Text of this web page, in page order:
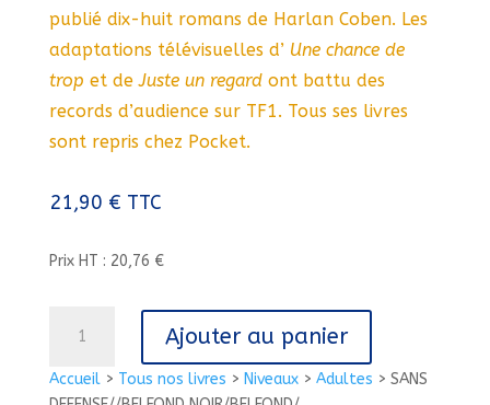
Accueil> Tous nos livres > Niveaux> Adultes > SANS
publié dix-huit romans de Harlan Coben. Les
adaptations télévisuelles d’ Une chance de
trop et deJuste un regard ont battu des
records d’audience sur TF1. Tous ses livres
sont repris chez Pocket.
21,90 € TTC
Prix HT : 20,76 €
SANS
DEFENSE//BELFOND
Ajouter au panier